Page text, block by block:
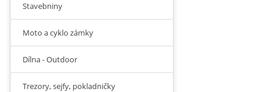
Stavebniny
Moto a cyklo zámky
Dílna - Outdoor
Trezory, sejfy, pokladničky